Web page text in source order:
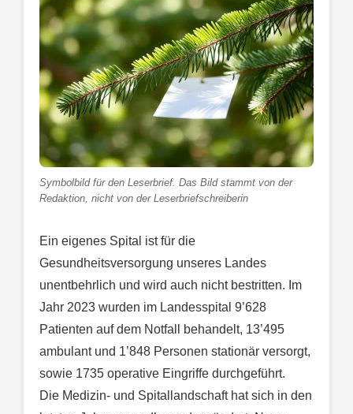
Symbolbild für den Leserbrief. Das Bild stammt von der
Redaktion, nicht von der Leserbriefschreiberin
Ein eigenes Spital ist für die
Gesundheitsversorgung unseres Landes
unentbehrlich und wird auch nicht bestritten. Im
Jahr 2023 wurden im Landesspital 9’628
Patienten auf dem Notfall behandelt, 13’495
ambulant und 1’848 Personen stationär versorgt,
sowie 1735 operative Eingriffe durchgeführt.
Die Medizin- und Spitallandschaft hat sich in den